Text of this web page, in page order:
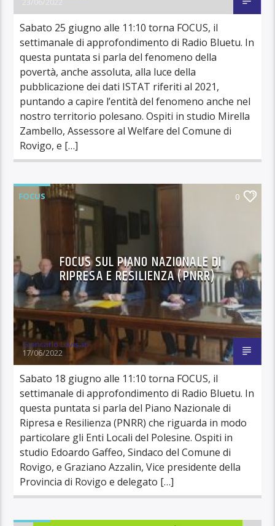
Sabato 25 giugno alle 11:10 torna FOCUS, il
settimanale di approfondimento di Radio Bluetu. In
questa puntata si parla del fenomeno della
povertà, anche assoluta, alla luce della
pubblicazione dei dati ISTAT riferiti al 2021,
puntando a capire l’entità del fenomeno anche nel
nostro territorio polesano. Ospiti in studio Mirella
Zambello, Assessore al Welfare del Comune di
Rovigo, e […]
FOCUS 0
FOCUS SUL PIANO NAZIONALE DI
RIPRESA E RESILIENZA (PNRR)
Giancarlo Lovisari
17/06/2022
Sabato 18 giugno alle 11:10 torna FOCUS, il
settimanale di approfondimento di Radio Bluetu. In
questa puntata si parla del Piano Nazionale di
Ripresa e Resilienza (PNRR) che riguarda in modo
particolare gli Enti Locali del Polesine. Ospiti in
studio Edoardo Gaffeo, Sindaco del Comune di
Rovigo, e Graziano Azzalin, Vice presidente della
Provincia di Rovigo e delegato […]